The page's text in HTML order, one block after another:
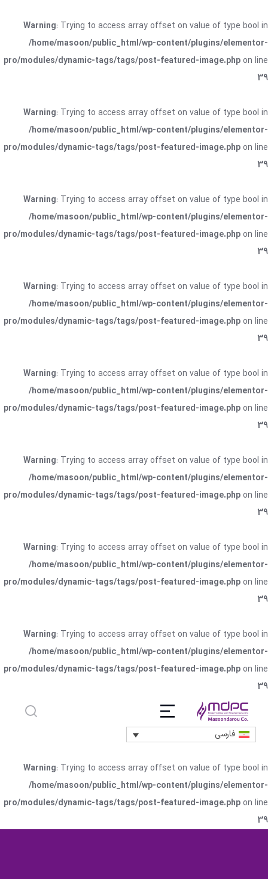
Warning: Trying to access array offset on value of type bool in
/home/masoon/public_html/wp-content/plugins/elementor-
pro/modules/dynamic-tags/tags/post-featured-image.phpon line
39
Warning: Trying to access array offset on value of type bool in
/home/masoon/public_html/wp-content/plugins/elementor-
pro/modules/dynamic-tags/tags/post-featured-image.phpon line
39
Warning: Trying to access array offset on value of type bool in
/home/masoon/public_html/wp-content/plugins/elementor-
pro/modules/dynamic-tags/tags/post-featured-image.phpon line
39
Warning: Trying to access array offset on value of type bool in
/home/masoon/public_html/wp-content/plugins/elementor-
pro/modules/dynamic-tags/tags/post-featured-image.phpon line
39
Warning: Trying to access array offset on value of type bool in
/home/masoon/public_html/wp-content/plugins/elementor-
pro/modules/dynamic-tags/tags/post-featured-image.phpon line
39
Warning: Trying to access array offset on value of type bool in
/home/masoon/public_html/wp-content/plugins/elementor-
pro/modules/dynamic-tags/tags/post-featured-image.phpon line
39
Warning: Trying to access array offset on value of type bool in
/home/masoon/public_html/wp-content/plugins/elementor-
pro/modules/dynamic-tags/tags/post-featured-image.phpon line
39
Warning: Trying to access array offset on value of type bool in
/home/masoon/public_html/wp-content/plugins/elementor-
pro/modules/dynamic-tags/tags/post-featured-image.phpon line
39
فارسی
Warning: Trying to access array offset on value of type bool in
/home/masoon/public_html/wp-content/plugins/elementor-
pro/modules/dynamic-tags/tags/post-featured-image.phpon line
39